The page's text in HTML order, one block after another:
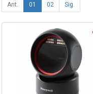
Ant. 01 02 Sig.